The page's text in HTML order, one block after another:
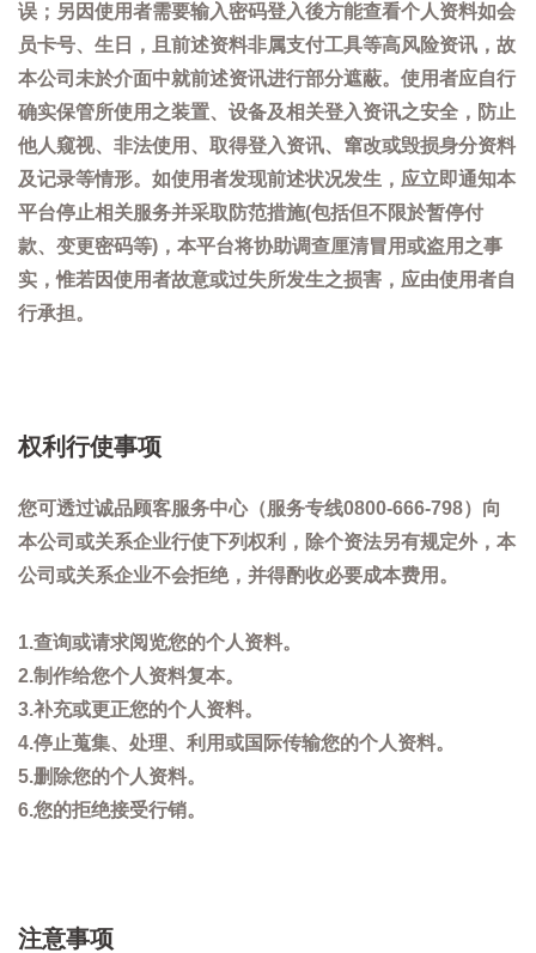
误；另因使用者需要输入密码登入後方能查看个人资料如会
员卡号、生日，且前述资料非属支付工具等高风险资讯，故
本公司未於介面中就前述资讯进行部分遮蔽。使用者应自行
确实保管所使用之装置、设备及相关登入资讯之安全，防止
他人窥视、非法使用、取得登入资讯、窜改或毁损身分资料
及记录等情形。如使用者发现前述状况发生，应立即通知本
平台停止相关服务并采取防范措施(包括但不限於暂停付
款、变更密码等)，本平台将协助调查厘清冒用或盗用之事
实，惟若因使用者故意或过失所发生之损害，应由使用者自
行承担。
权利行使事项
您可透过诚品顾客服务中心（服务专线0800-666-798）向
本公司或关系企业行使下列权利，除个资法另有规定外，本
公司或关系企业不会拒绝，并得酌收必要成本费用。
1.查询或请求阅览您的个人资料。
2.制作给您个人资料复本。
3.补充或更正您的个人资料。
4.停止蒐集、处理、利用或国际传输您的个人资料。
5.删除您的个人资料。
6.您的拒绝接受行销。
注意事项